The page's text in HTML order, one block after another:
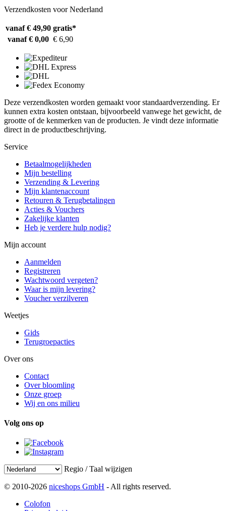
Verzendkosten voor Nederland
vanaf € 49,90 gratis*
vanaf € 0,00 € 6,90
Deze verzendkosten worden gemaakt voor standaardverzending. Er
kunnen extra kosten ontstaan, bijvoorbeeld vanwege het gewicht, de
grootte of de kenmerken van de producten. Je vindt deze informatie
direct in de productbeschrijving.
Service
Betaalmogelijkheden
Mijn bestelling
Verzending & Levering
Mijn klantenaccount
Retouren & Terugbetalingen
Acties & Vouchers
Zakelijke klanten
Heb je verdere hulp nodig?
Mijn account
Aanmelden
Registreren
Wachtwoord vergeten?
Waar is mijn levering?
Voucher verzilveren
Weetjes
Gids
Terugroepacties
Over ons
Contact
Over bloomling
Onze groep
Wij en ons milieu
Volg ons op
Regio / Taal wijzigen
© 2010-2026 niceshops GmbH - All rights reserved.
Colofon